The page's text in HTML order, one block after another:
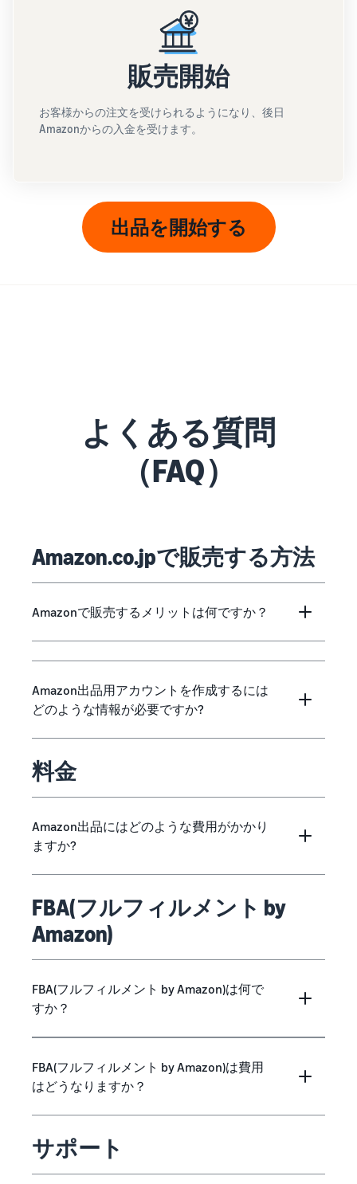
販売開始
お客様からの注文を受けられるようになり、後日
Amazonからの入金を受けます。
出品を開始する
よくある質問
（FAQ）
Amazon.co.jpで販売する方法
Amazonで販売するメリットは何ですか？
Amazon出品用アカウントを作成するには
どのような情報が必要ですか?
料金
Amazon出品にはどのような費用がかかり
ますか?
FBA(フルフィルメント by
Amazon)
FBA(フルフィルメント by Amazon)は何で
すか？
FBA(フルフィルメント by Amazon)は費用
はどうなりますか？
サポート